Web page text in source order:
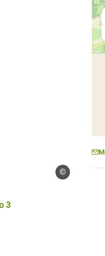
Droits gérés –
3, © Droits gérés – Maire